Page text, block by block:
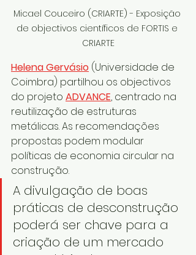
Micael Couceiro (CRIARTE) - Exposição
de objectivos científicos de FORTIS e
CRIARTE
Helena Gervásio (Universidade de
Coimbra) partilhou os objectivos
do projeto ADVANCE, centrado na
reutilização de estruturas
metálicas. As recomendações
propostas podem modular
políticas de economia circular na
construção.
A divulgação de boas
práticas de desconstrução
poderá ser chave para a
criação de um mercado